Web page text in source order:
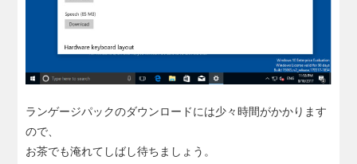
ランゲージパックのダウンロードには少々時間がかかります
ので、
お茶でも淹れてしばし待ちましょう。